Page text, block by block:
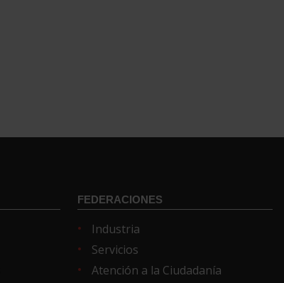
FEDERACIONES
Industria
Servicios
Atención a la Ciudadanía